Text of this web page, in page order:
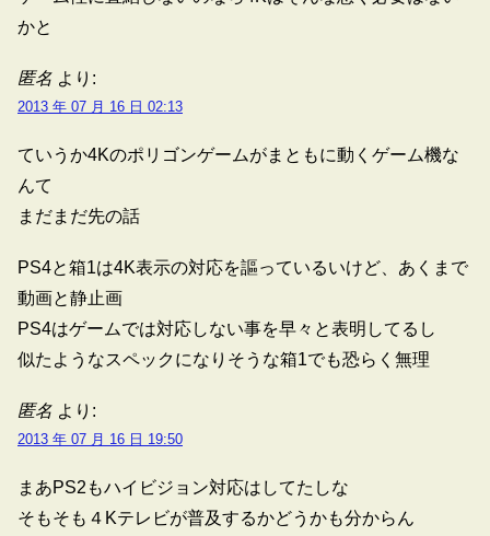
かと
匿名 より:
2013 年 07 月 16 日 02:13
ていうか4Kのポリゴンゲームがまともに動くゲーム機な
んて
まだまだ先の話
PS4と箱1は4K表示の対応を謳っているいけど、あくまで
動画と静止画
PS4はゲームでは対応しない事を早々と表明してるし
似たようなスペックになりそうな箱1でも恐らく無理
匿名 より:
2013 年 07 月 16 日 19:50
まあPS2もハイビジョン対応はしてたしな
そもそも４Kテレビが普及するかどうかも分からん